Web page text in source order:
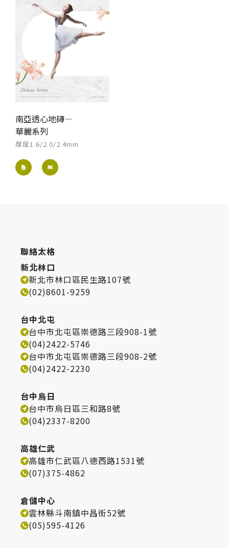
南亞透心地磚—
華麗系列
厚度1.6/2.0/2.4mm
聯絡太格
新北林口
新北市林口區民生路107號
(02)8601-9259
台中北屯
台中市北屯區崇德路三段908-1號
(04)2422-5746
台中市北屯區崇德路三段908-2號
(04)2422-2230
台中烏日
台中市烏日區三和路8號
(04)2337-8200
高雄仁武
高雄市仁武區八德西路1531號
(07)375-4862
倉儲中心
雲林縣斗南鎮中昌街52號
(05)595-4126